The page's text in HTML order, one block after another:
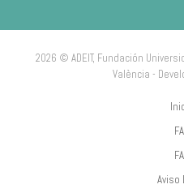
2026 © ADEIT, Fundación
València -
Aviso